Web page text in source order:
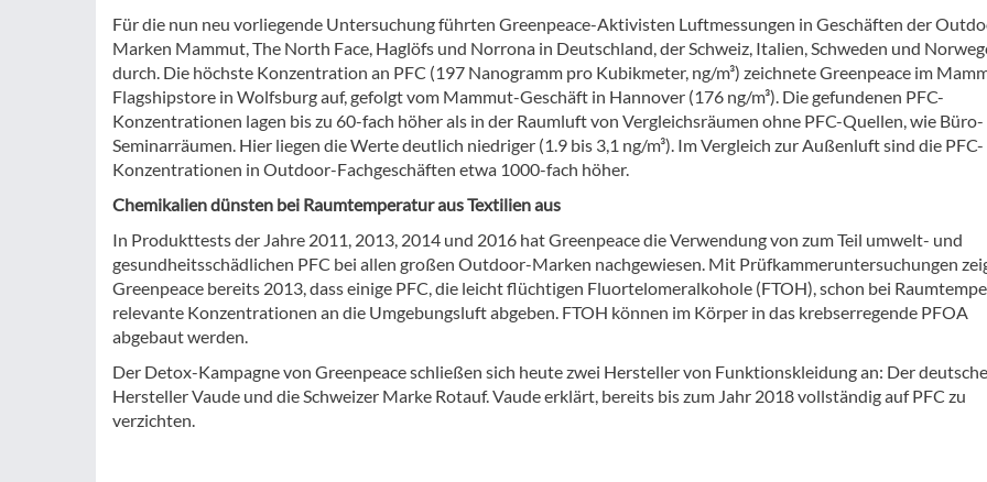
Für die nun neu vorliegende Untersuchung führten Greenpeace-Aktivisten Luftmessungen in Geschäften der
Marken Mammut, The North Face, Haglöfs und Norrona in Deutschland, der Schweiz, Italien, Schweden und
durch. Die höchste Konzentration an PFC (197 Nanogramm pro Kubikmeter, ng/m³) zeichnete Greenpeace im
Flagshipstore in Wolfsburg auf, gefolgt vom Mammut-Geschäft in Hannover (176 ng/m³). Die gefundenen PFC-
Konzentrationen lagen bis zu 60-fach höher als in der Raumluft von Vergleichsräumen ohne PFC-Quellen, wie Büro-
Seminarräumen. Hier liegen die Werte deutlich niedriger (1.9 bis 3,1 ng/m³). Im Vergleich zur Außenluft sind die PFC-
Konzentrationen in Outdoor-Fachgeschäften etwa 1000-fach höher.
Chemikalien dünsten bei Raumtemperatur aus Textilien aus
In Produkttests der Jahre 2011, 2013, 2014 und 2016 hat Greenpeace die Verwendung von zum Teil umwelt- und
gesundheitsschädlichen PFC bei allen großen Outdoor-Marken nachgewiesen. Mit Prüfkammeruntersuchungen
Greenpeace bereits 2013, dass einige PFC, die leicht flüchtigen Fluortelomeralkohole (FTOH), schon bei
relevante Konzentrationen an die Umgebungsluft abgeben. FTOH können im Körper in das krebserregende PFOA
abgebaut werden.
Der Detox-Kampagne von Greenpeace schließen sich heute zwei Hersteller von Funktionskleidung an: Der deutsche
Hersteller Vaude und die Schweizer Marke Rotauf. Vaude erklärt, bereits bis zum Jahr 2018 vollständig auf PFC zu
verzichten.